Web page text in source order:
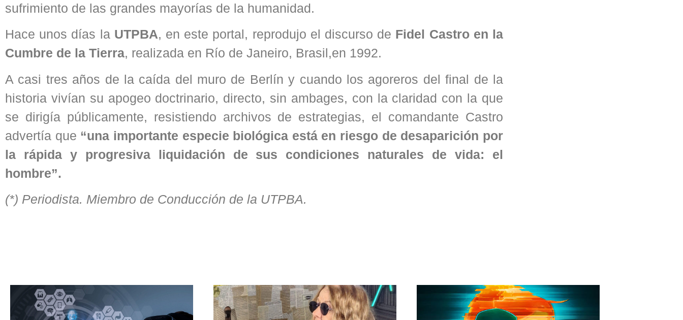
sufrimiento de las grandes mayorías de la humanidad.
Hace unos días la UTPBA, en este portal, reprodujo el discurso de Fidel Castro en la
Cumbre de la Tierra, realizada en Río de Janeiro, Brasil,en 1992.
A casi tres años de la caída del muro de Berlín y cuando los agoreros del final de la
historia vivían su apogeo doctrinario, directo, sin ambages, con la claridad con la que
se dirigía públicamente, resistiendo archivos de estrategias, el comandante Castro
advertía que “una importante especie biológica está en riesgo de desaparición por
la rápida y progresiva liquidación de sus condiciones naturales de vida: el
hombre”.
(*) Periodista. Miembro de Conducción de la UTPBA.